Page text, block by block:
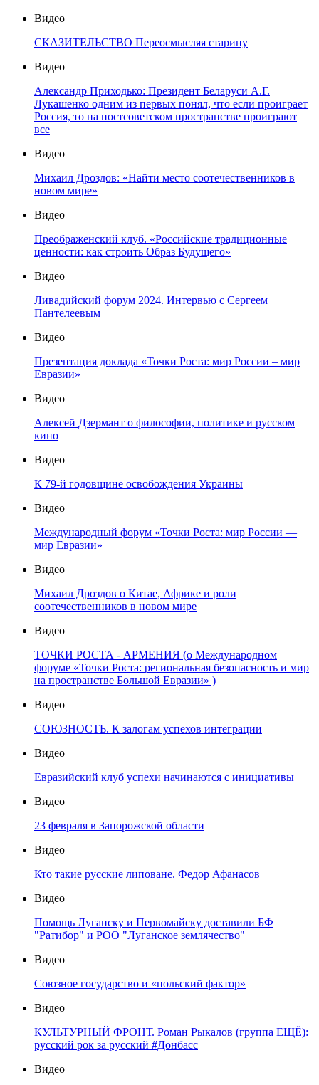
Видео
СКАЗИТЕЛЬСТВО Переосмысляя старину
Видео
Александр Приходько: Президент Беларуси А.Г.
Лукашенко одним из первых понял, что если проиграет
Россия, то на постсоветском пространстве проиграют
все
Видео
Михаил Дроздов: «Найти место соотечественников в
новом мире»
Видео
Преображенский клуб. «Российские традиционные
ценности: как строить Образ Будущего»
Видео
Ливадийский форум 2024. Интервью с Сергеем
Пантелеевым
Видео
Презентация доклада «Точки Роста: мир России – мир
Евразии»
Видео
Алексей Дзермант о философии, политике и русском
кино
Видео
К 79-й годовщине освобождения Украины
Видео
Международный форум «Точки Роста: мир России —
мир Евразии»
Видео
Михаил Дроздов о Китае, Африке и роли
соотечественников в новом мире
Видео
ТОЧКИ РОСТА - АРМЕНИЯ (о Международном
форуме «Точки Роста: региональная безопасность и мир
на пространстве Большой Евразии» )
Видео
СОЮЗНОСТЬ. К залогам успехов интеграции
Видео
Евразийский клуб успехи начинаются с инициативы
Видео
23 февраля в Запорожской области
Видео
Кто такие русские липоване. Федор Афанасов
Видео
Помощь Луганску и Первомайску доставили БФ
"Ратибор" и РОО "Луганское землячество"
Видео
Союзное государство и «польский фактор»
Видео
КУЛЬТУРНЫЙ ФРОНТ. Роман Рыкалов (группа ЕЩЁ):
русский рок за русский #Донбасс
Видео